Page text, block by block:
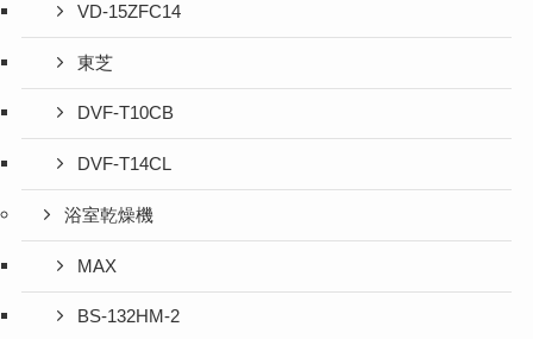
VD-15ZFC14
東芝
DVF-T10CB
DVF-T14CL
浴室乾燥機
MAX
BS-132HM-2